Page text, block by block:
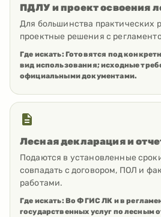
ПДЛУ и проект освоения
Для большинства практических
проектные решения с
Где искать: Готовятся под
вид использования; исходные
официальными документами.
Лесная декларация и
Подаются в установленные
совпадать с договором, ПОЛ и
работами.
Где искать: Во ФГИС ЛК и в
государственных услуг по лесным